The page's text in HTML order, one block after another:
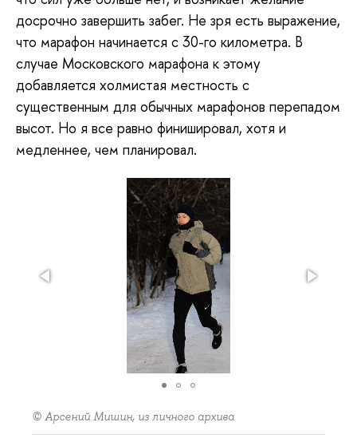
досрочно завершить забег. Не зря есть выражение,
что марафон начинается с 30-го километра. В
случае Московского марафона к этому
добавляется холмистая местность с
существенным для обычных марафонов перепадом
высот. Но я все равно финишировал, хотя и
медленнее, чем планировал.
© Арсений Мишин, из личного архива